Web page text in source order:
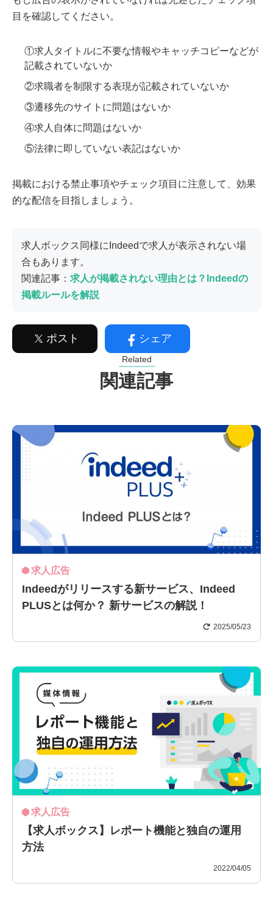
目を確認してください。
①求人タイトルに不要な情報やキャッチコピーなどが
記載されていないか
②求職者を制限する表現が記載されていないか
③遷移先のサイトに問題はないか
④求人自体に問題はないか
⑤法律に即していない表記はないか
掲載における禁止事項やチェック項目に注意して、効果
的な配信を目指しましょう。
求人ボックス同様にIndeedで求人が表示されない場
合もあります。
関連記事： 求人が掲載されない理由とは？Indeedの
掲載ルールを解説
ポスト シェア
Related
関連記事
求人広告
Indeedがリリースする新サービス、Indeed
PLUSとは何か？ 新サービスの解説！
2025/05/23
求人広告
【求人ボックス】レポート機能と独自の運用
方法
2022/04/05